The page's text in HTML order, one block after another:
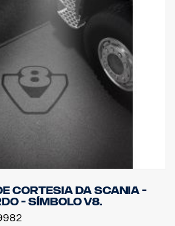
cortesia da Scania -
- símbolo V8.